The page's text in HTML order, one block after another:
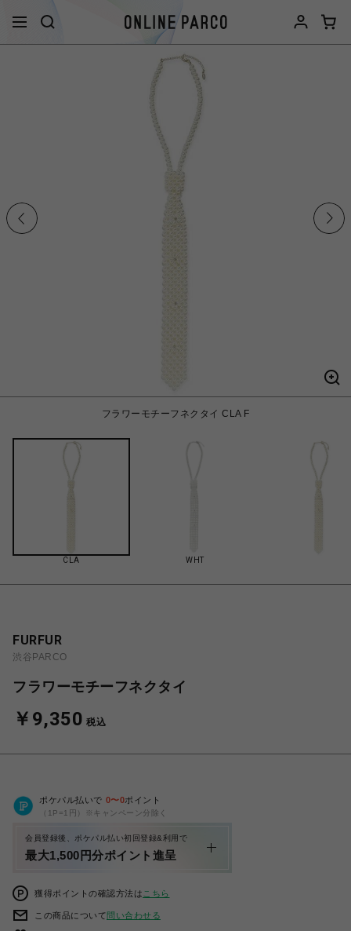
フラワーモチーフネクタイ CLA F
CLA WHT
FURFUR
渋谷PARCO
フラワーモチーフネクタイ
￥9,350 税込
ポケパル払いで 0〜0ポイント
（1P=1円）※キャンペーン分除く
会員登録後、ポケパル払い初回登録&利用で
最大1,500円分ポイント進呈
獲得ポイントの確認方法は こちら
この商品について問い合わせる